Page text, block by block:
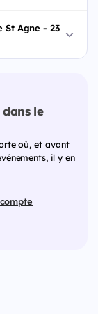
St Agne - 23
le
où, et avant
il y en